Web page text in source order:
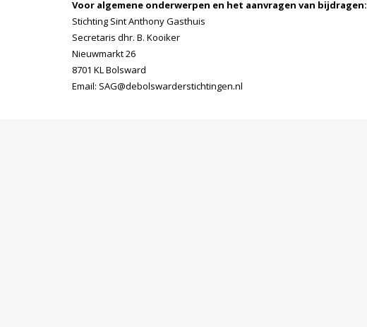
Voor algemene onderwerpen en het aanvragen van bijdragen:
Stichting Sint Anthony Gasthuis
Secretaris dhr. B. Kooiker
Nieuwmarkt 26
8701 KL Bolsward
Email: SAG@debolswarderstichtingen.nl